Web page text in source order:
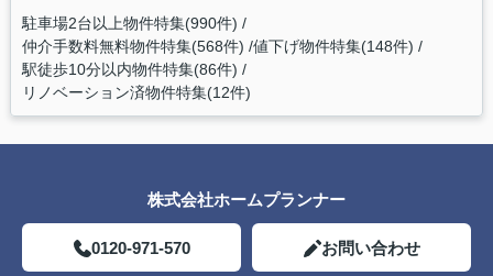
駐車場2台以上物件特集(990件)
仲介手数料無料物件特集(568件) 値下げ物件特集(148件)
駅徒歩10分以内物件特集(86件)
リノベーション済物件特集(12件)
株式会社ホームプランナー
0120-971-570 お問い合わせ